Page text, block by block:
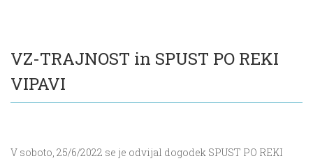
VZ-TRAJNOST in SPUST PO REKI
VIPAVI
V soboto, 25/6/2022 se je odvijal dogodek SPUST PO REKI